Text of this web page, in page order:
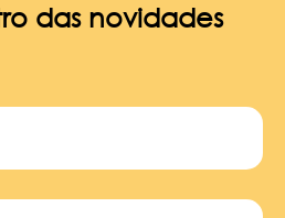
das novidades